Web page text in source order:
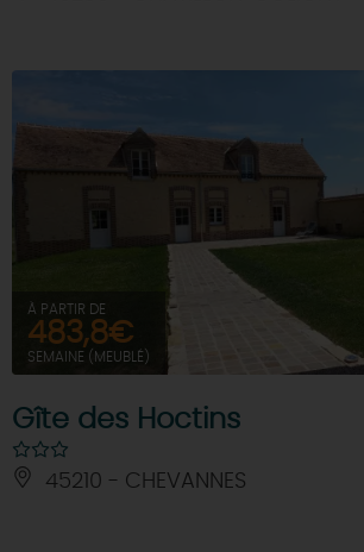
À PARTIR DE
483,8€
SEMAINE (MEUBLÉ)
Gîte des Hoctins
45210 - CHEVANNES